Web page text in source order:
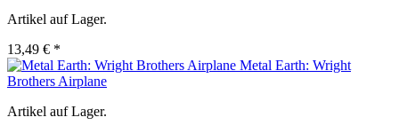
Artikel auf Lager.
13,49 € *
Metal Earth: Wright
Brothers Airplane
Artikel auf Lager.